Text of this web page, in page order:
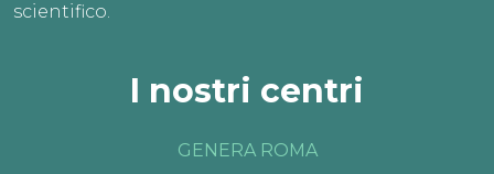
scientifico.
I nostri centri
GENERA ROMA